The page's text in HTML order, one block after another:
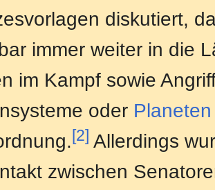
diskutiert,
immer weiter in die
im Kampf sowie
oder Planeten
[2] Allerdings
zwischen